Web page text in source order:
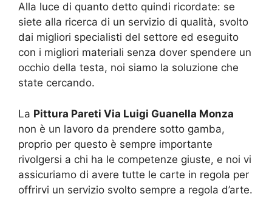
Alla luce di quanto detto quindi ricordate: se
siete alla ricerca di un servizio di qualità, svolto
dai migliori specialisti del settore ed eseguito
con i migliori materiali senza dover spendere un
occhio della testa, noi siamo la soluzione che
state cercando.
La Pittura Pareti Via Luigi Guanella Monza
non è un lavoro da prendere sotto gamba,
proprio per questo è sempre importante
rivolgersi a chi ha le competenze giuste, e noi vi
assicuriamo di avere tutte le carte in regola per
offrirvi un servizio svolto sempre a regola d’arte.